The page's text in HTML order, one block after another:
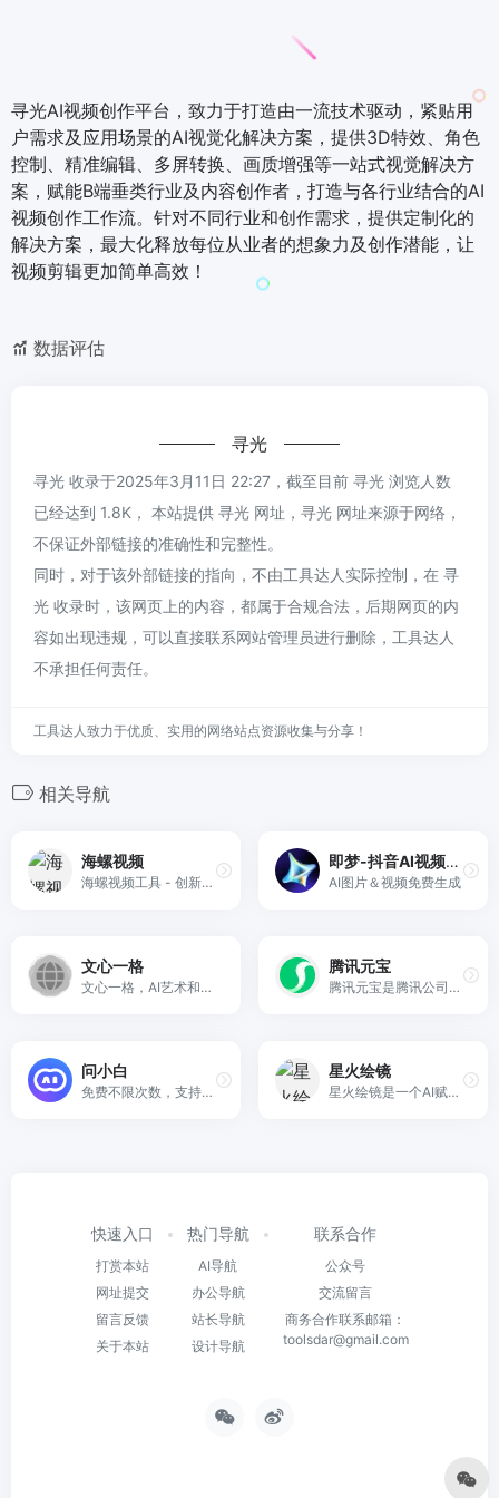
寻光AI视频创作平台，致力于打造由一流技术驱动，紧贴用
户需求及应用场景的AI视觉化解决方案，提供3D特效、角色
控制、精准编辑、多屏转换、画质增强等一站式视觉解决方
案，赋能B端垂类行业及内容创作者，打造与各行业结合的AI
视频创作工作流。针对不同行业和创作需求，提供定制化的
解决方案，最大化释放每位从业者的想象力及创作潜能，让
视频剪辑更加简单高效！
数据评估
寻光
寻光 收录于2025年3月11日 22:27，截至目前 寻光 浏览人数
已经达到 1.8K， 本站提供 寻光 网址，寻光 网址来源于网络，
不保证外部链接的准确性和完整性。
同时，对于该外部链接的指向，不由工具达人实际控制，在 寻
光 收录时，该网页上的内容，都属于合规合法，后期网页的内
容如出现违规，可以直接联系网站管理员进行删除，工具达人
不承担任何责任。
工具达人致力于优质、实用的网络站点资源收集与分享！
相关导航
海螺视频
海螺视频工具 - 创新的AI视频生成器和提示词工具，可以将您的想法转化为精美的AI视频。只需一段文字，即可借助尖端的AI技术，在短时间内创作出引人入胜的视觉作品。现在就用海螺视频释放您的创造力吧。
即梦-抖音AI视频绘画
AI图片＆视频免费生成
文心一格
文心一格，AI艺术和创意辅助平台，依托飞桨、文心大模型的技术创新推出的“AI作画”产品，可轻松驾驭多种风格，人人皆可“一语成画”
腾讯元宝
腾讯元宝是腾讯公司推出的基于自研混元大模型的C端AI助手App，旨在帮助用户提高工作效率和生活便利性。
问小白
免费不限次数，支持深度思考和联网搜索。帮你写作、创作、分析和规划，各种任务随时交给我！
星火绘镜
星火绘镜是一个AI赋能的视频创作平台，提供从创意到视频的全流程创作支持，包括快捷素材生成和多种主题创作功能，如MV和故事创作。
快速入口
打赏本站
网址提交
留言反馈
关于本站
热门导航
AI导航
办公导航
站长导航
设计导航
联系合作
公众号
交流留言
商务合作联系邮箱：
toolsdar@gmail.com